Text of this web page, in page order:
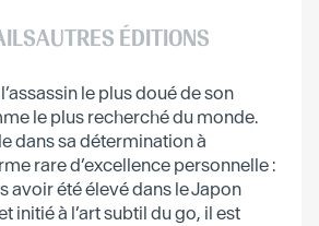
AUTRES ÉDITIONS
le plus doué de son
le plus recherché du monde.
dans sa détermination à
rare d’excellence personnelle :
avoir été élevé dans le Japon
initié à l’art subtil du go, il est